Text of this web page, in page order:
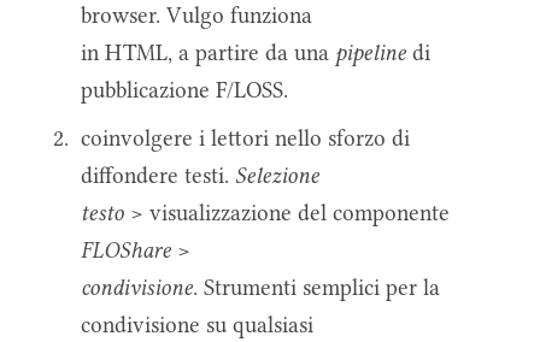
browser. Vulgo funziona
in HTML, a partire da una pipeline di
pubblicazione F/LOSS.
coinvolgere i lettori nello sforzo di
diffondere testi. Selezione
testo > visualizzazione del componente
FLOShare >
condivisione. Strumenti semplici per la
condivisione su qualsiasi